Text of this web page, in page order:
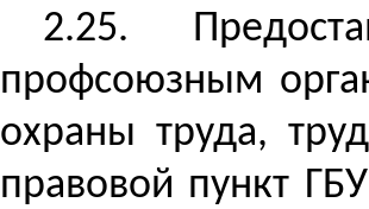
2.25.
профсоюзным
охраны труда,
правовой пункт